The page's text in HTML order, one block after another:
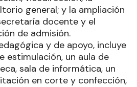
general; y la ampliación
docente y el
de admisión.
y de apoyo, incluye
estimulación, un aula de
sala de informática, un
en corte y confección,